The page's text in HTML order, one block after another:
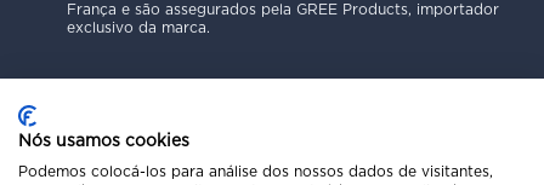
França e são assegurados pela GREE Products, importador
exclusivo da marca.
Nós usamos cookies
Podemos colocá-los para análise dos nossos dados de visitantes,